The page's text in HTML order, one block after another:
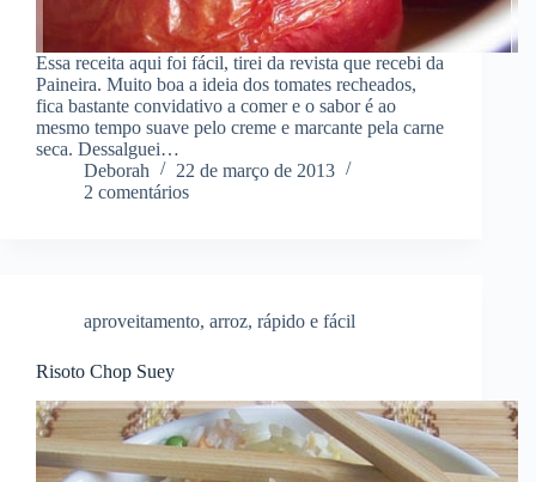
Essa receita aqui foi fácil, tirei da revista que recebi da
Paineira. Muito boa a ideia dos tomates recheados,
fica bastante convidativo a comer e o sabor é ao
mesmo tempo suave pelo creme e marcante pela carne
seca. Dessalguei…
Deborah
22 de março de 2013
2 comentários
aproveitamento, arroz, rápido e fácil
Risoto Chop Suey